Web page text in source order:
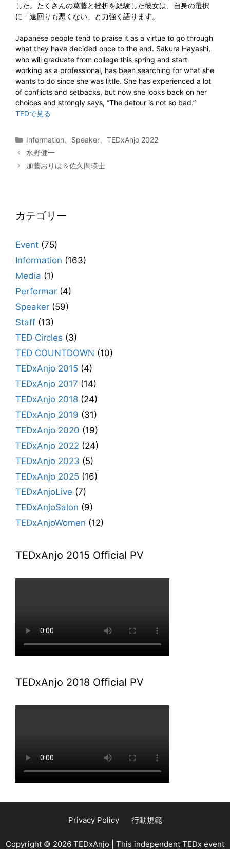
した。たくさんの葛藤と挫折を経験した彼女は、自身の選択
に「遠回りも悪くない」と力強く語ります。
Japanese people tend to praise it as a virtue to go through
what they have decided once to the end. Sakura Hayashi,
who will graduate from college this spring and start
working as a professional, has been searching for what she
wants to do since she was little. She has experienced a lot
of conflicts and setbacks, but now she looks back on her
choices and strongly says, “The detour is not so bad.”
TEDで見る
カ
テ
リ
Information Speaker 、TEDxAnjo 2022
水野健一
加藤おりは＆佐久間瑛士
カテゴリー
Event (75)
Information (163)
Media (1)
Performar (4)
Speaker (59)
Staff (13)
TED Circles (3)
TED COUNTDOWN (10)
TEDxAnjo 2015 (4)
TEDxAnjo 2017 (14)
TEDxAnjo 2018 (24)
TEDxAnjo 2019 (31)
TEDxAnjo 2020 (19)
TEDxAnjo 2022 (24)
TEDxAnjo 2023 (5)
TEDxAnjo 2025 (16)
TEDxAnjoLive (7)
TEDxAnjoSalon (9)
TEDxAnjoWomen (12)
TEDxAnjo 2015 Official PV
TEDxAnjo 2018 Official PV
Privacy Policy 行動規範
Copyright © 2026 TEDxAnjo | This independent TEDx event